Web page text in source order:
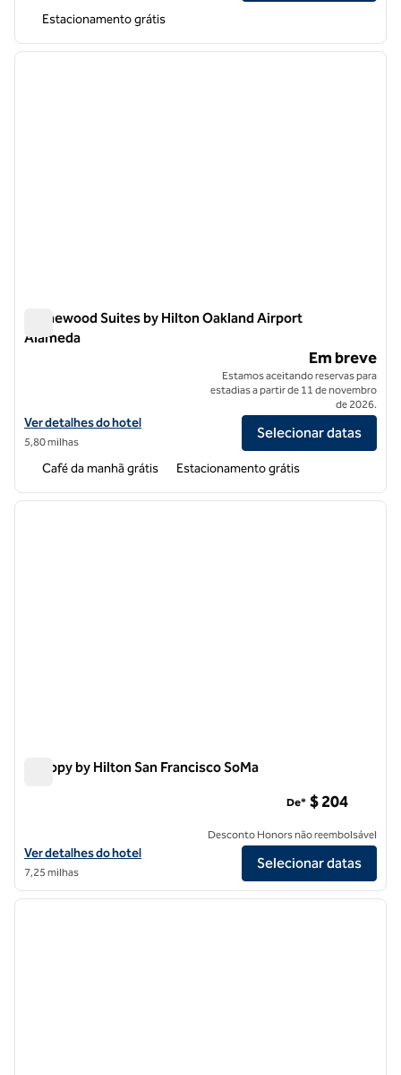
Estacionamento grátis
1 de 9
Homewood Suites by Hilton Oakland Airport
Alameda
Homewood Suites by Hilton Oakland Airport Alameda
Exibir detalhes do hotel Homewood Suites by Hilton Oakland Airport
Ver detalhes do hotel
5,80 milhas
Em breve
Estamos aceitando reservas para
estadias a partir de 11 de novembro
de 2026.
Selecionar datas
Café da manhã grátis Estacionamento grátis
1 de 12
Canopy by Hilton San Francisco SoMa
Exibir detalhes do hotel Canopy by Hilton San Francisco SoMa
Ver detalhes do hotel
7,25 milhas
De* $ 204
Desconto Honors não reembolsável
Selecionar datas
1/12
1 de 12